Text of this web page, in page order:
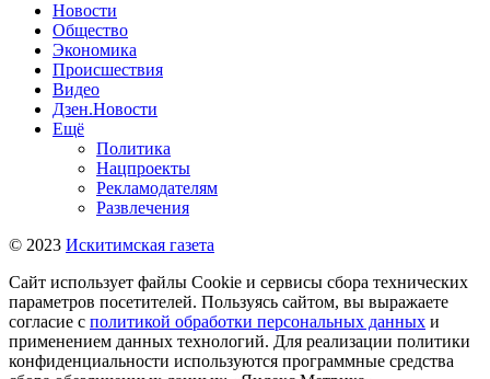
Новости
Общество
Экономика
Происшествия
Видео
Дзен.Новости
Ещё
Политика
Нацпроекты
Рекламодателям
Развлечения
© 2023 Искитимская газета
Сайт использует файлы Cookie и сервисы сбора технических
параметров посетителей. Пользуясь сайтом, вы выражаете
согласие с политикой обработки персональных данных и
применением данных технологий. Для реализации политики
конфиденциальности используются программные средства